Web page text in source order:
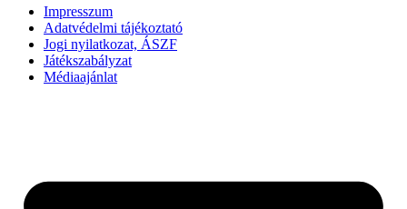
Impresszum
Adatvédelmi tájékoztató
Jogi nyilatkozat, ÁSZF
Játékszabályzat
Médiaajánlat